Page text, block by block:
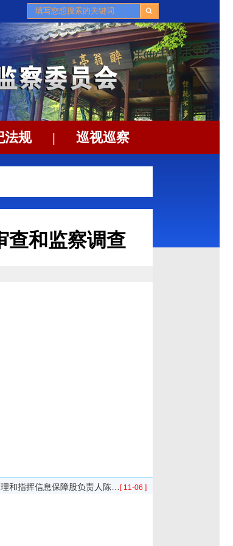
法规 | 巡视巡察
查和监察调查
和指挥信息保障股负责人陈… [ 11-06 ]